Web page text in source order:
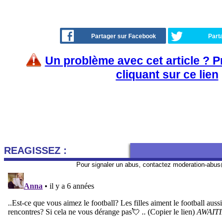
Partager sur Facebook
Un problème avec cet article ?
cliquant sur ce lien
REAGISSEZ :
Pour signaler un abus, contactez moderation-